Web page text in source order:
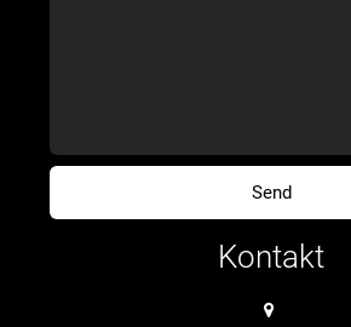
Kontakt